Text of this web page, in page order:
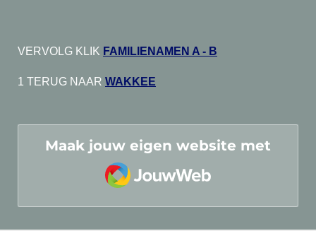
VERVOLG KLIK FAMILIENAMEN A - B
1 TERUG NAAR WAKKEE
Maak jouw eigen website met
JouwWeb